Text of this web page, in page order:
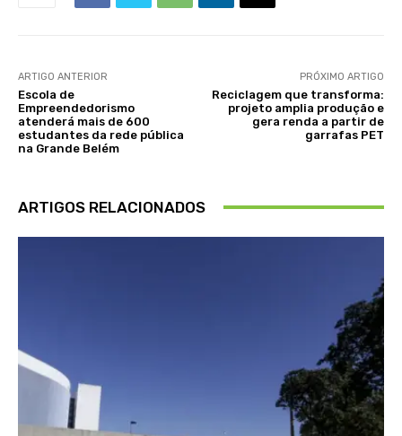
ARTIGO ANTERIOR
Escola de
Empreendedorismo
atenderá mais de 600
estudantes da rede pública
na Grande Belém
PRÓXIMO ARTIGO
Reciclagem que transforma:
projeto amplia produção e
gera renda a partir de
garrafas PET
ARTIGOS RELACIONADOS